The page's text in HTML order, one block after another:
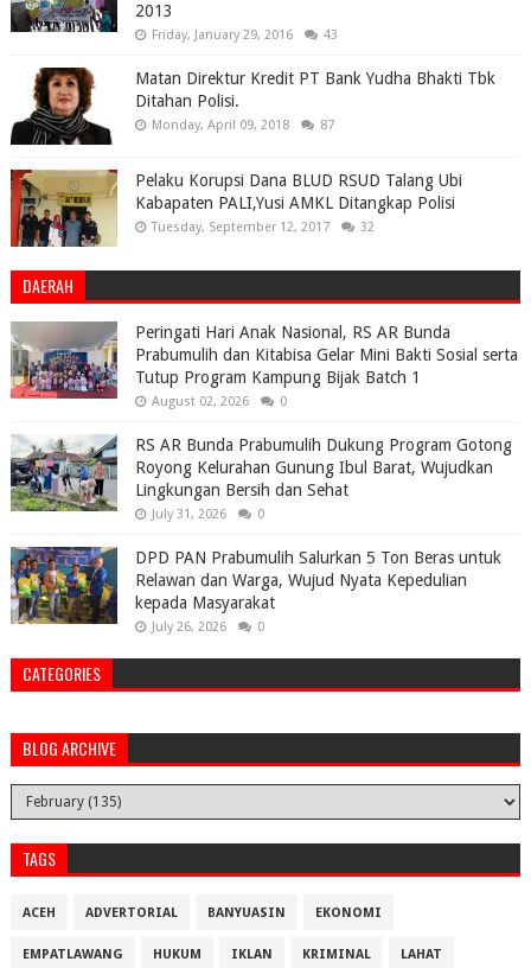
2013
Friday, January 29, 2016 43
Matan Direktur Kredit PT Bank Yudha Bhakti Tbk
Ditahan Polisi.
Monday, April 09, 2018 87
Pelaku Korupsi Dana BLUD RSUD Talang Ubi
Kabapaten PALI,Yusi AMKL Ditangkap Polisi
Tuesday, September 12, 2017 32
DAERAH
Peringati Hari Anak Nasional, RS AR Bunda
Prabumulih dan Kitabisa Gelar Mini Bakti Sosial serta
Tutup Program Kampung Bijak Batch 1
August 02, 2026 0
RS AR Bunda Prabumulih Dukung Program Gotong
Royong Kelurahan Gunung Ibul Barat, Wujudkan
Lingkungan Bersih dan Sehat
July 31, 2026 0
DPD PAN Prabumulih Salurkan 5 Ton Beras untuk
Relawan dan Warga, Wujud Nyata Kepedulian
kepada Masyarakat
July 26, 2026 0
CATEGORIES
BLOG ARCHIVE
TAGS
ACEH ADVERTORIAL BANYUASIN EKONOMI
EMPATLAWANG HUKUM IKLAN KRIMINAL LAHAT